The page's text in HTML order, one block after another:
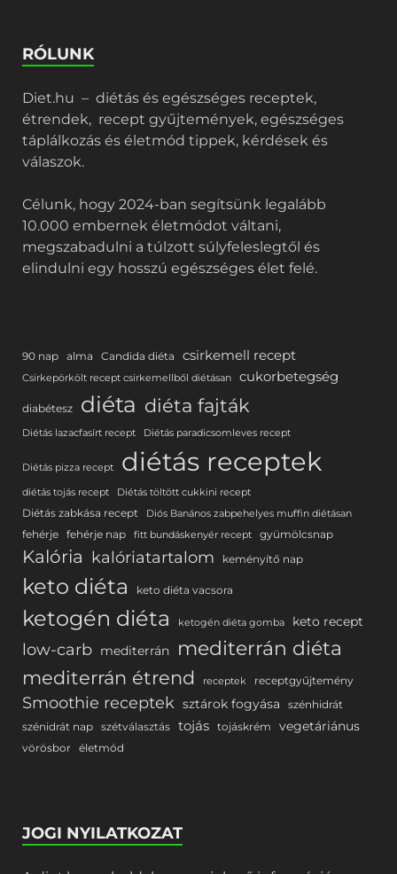
RÓLUNK
Diet.hu – diétás és egészséges receptek,
étrendek, recept gyűjtemények, egészséges
táplálkozás és életmód tippek, kérdések és
válaszok.
Célunk, hogy 2024-ban segítsünk legalább
10.000 embernek életmódot váltani,
megszabadulni a túlzott súlyfeleslegtől és
elindulni egy hosszú egészséges élet felé.
90 nap alma Candida diéta csirkemell recept
Csirkepörkölt recept csirkemellből diétásan cukorbetegség
diabétesz diéta diéta fajták
Diétás lazacfasírt recept Diétás paradicsomleves recept
Diétás pizza recept diétás receptek
diétás tojás recept Diétás töltött cukkini recept
Diétás zabkása recept Diós Banános zabpehelyes muffin diétásan
fehérje fehérje nap fitt bundáskenyér recept gyümölcsnap
Kalória kalóriatartalom keményítő nap
keto diéta keto diéta vacsora
ketogén diéta ketogén diéta gomba keto recept
low-carb mediterrán mediterrán diéta
mediterrán étrend receptek receptgyűjtemény
Smoothie receptek sztárok fogyása
szénhidrát
szénidrát nap szétválasztás tojás tojáskrém vegetáriánus
vörösbor életmód
JOGI NYILATKOZAT